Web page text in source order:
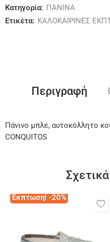
Κατηγορία: ΠΑΝΙΝΑ
Ετικέτα: ΚΑΛΟΚΑΙΡΙΝΕΣ
Περιγραφή
Πάνινο μπλε, αυτοκόλλητο
CONQUITOS
Έκπτωση! -20%